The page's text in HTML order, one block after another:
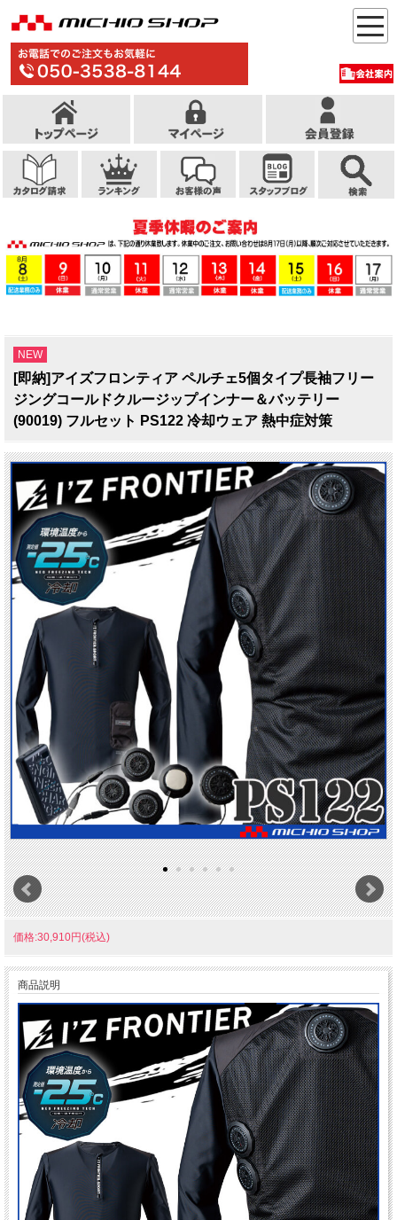
NEW
[即納]アイズフロンティア ペルチェ5個タイプ長袖フリー
ジングコールドクルージップインナー＆バッテリー
(90019) フルセット PS122 冷却ウェア 熱中症対策
価格:30,910円(税込)
商品説明